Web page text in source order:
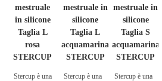
mestruale
in silicone
Taglia L
rosa
STERCUP
Stercup è una
mestruale in
silicone
Taglia L
acquamarina
STERCUP
Stercup è una
mestruale in
silicone
Taglia S
acquamarina
STERCUP
Stercup è una